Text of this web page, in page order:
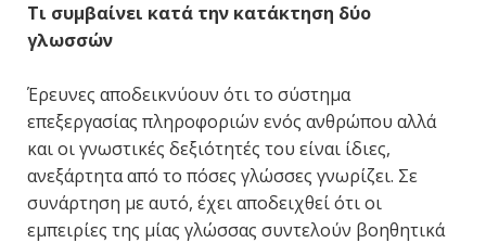
Τι συμβαίνει κατά την κατάκτηση δύο
γλωσσών
Έρευνες αποδεικνύουν ότι το σύστημα
επεξεργασίας πληροφοριών ενός ανθρώπου αλλά
και οι γνωστικές δεξιότητές του είναι ίδιες,
ανεξάρτητα από το πόσες γλώσσες γνωρίζει. Σε
συνάρτηση με αυτό, έχει αποδειχθεί ότι οι
εμπειρίες της μίας γλώσσας συντελούν βοηθητικά